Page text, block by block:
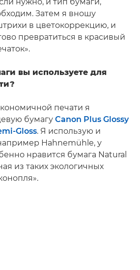
Затем я вношу
в цветокоррекцию, и
превратиться в красивый
вы используете для
печати я
бумагу Canon Plus Glossy
Gloss. Я использую и
Hahnemühle, у
нравится бумага Natural
из таких экологичных